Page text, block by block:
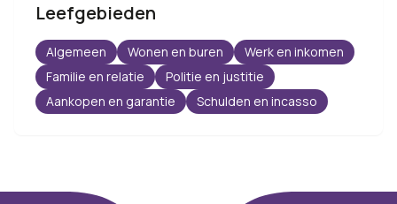
Leefgebieden
Algemeen Wonen en buren
Werk en inkomen
Familie en relatie
Politie en justitie
Aankopen en garantie
Schulden en incasso